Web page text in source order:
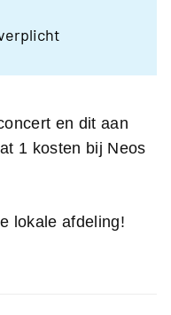
en dit aan
1 kosten bij Neos
lokale afdeling!